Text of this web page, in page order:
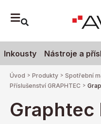
Inkousty Nástroje a
Úvod > Produkty > Spotřební
Příslušenství GRAPHTEC >
Graphtec